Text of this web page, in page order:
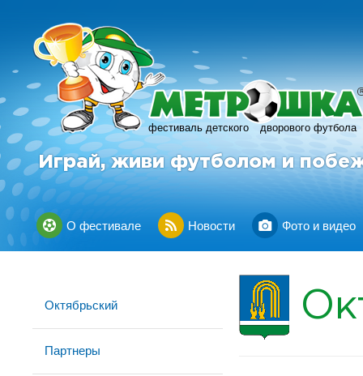
фестиваль детского дворового футбола
R
Играй, живи футболом и
О фестивале Новости Фото и видео
Октябрьский
Партнеры